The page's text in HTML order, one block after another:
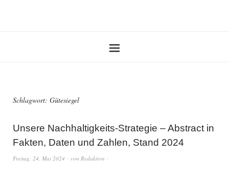
Schlagwort: Gütesiegel
Unsere Nachhaltigkeits-Strategie – Abstract in
Fakten, Daten und Zahlen, Stand 2024
Freitag, 24. Mai 2024 von Redaktion